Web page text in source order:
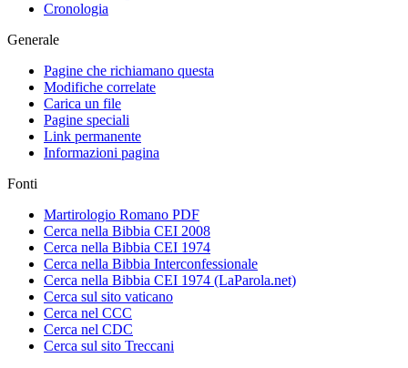
Cronologia
Generale
Pagine che richiamano questa
Modifiche correlate
Carica un file
Pagine speciali
Link permanente
Informazioni pagina
Fonti
Martirologio Romano PDF
Cerca nella Bibbia CEI 2008
Cerca nella Bibbia CEI 1974
Cerca nella Bibbia Interconfessionale
Cerca nella Bibbia CEI 1974 (LaParola.net)
Cerca sul sito vaticano
Cerca nel CCC
Cerca nel CDC
Cerca sul sito Treccani